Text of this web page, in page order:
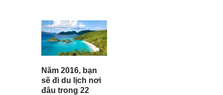
Năm 2016, bạn
sẽ đi du lịch nơi
đâu trong 22